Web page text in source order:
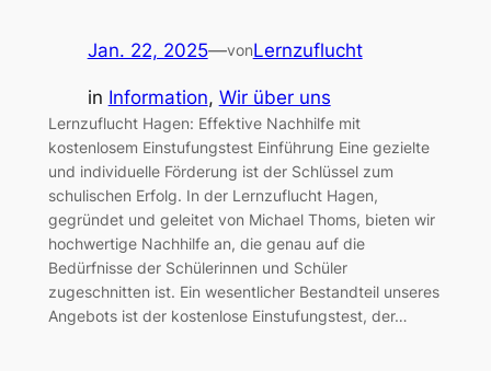
Jan. 22, 2025—vonLernzuflucht
in Information, Wir über uns
Lernzuflucht Hagen: Effektive Nachhilfe mit
kostenlosem Einstufungstest Einführung Eine gezielte
und individuelle Förderung ist der Schlüssel zum
schulischen Erfolg. In der Lernzuflucht Hagen,
gegründet und geleitet von Michael Thoms, bieten wir
hochwertige Nachhilfe an, die genau auf die
Bedürfnisse der Schülerinnen und Schüler
zugeschnitten ist. Ein wesentlicher Bestandteil unseres
Angebots ist der kostenlose Einstufungstest, der…